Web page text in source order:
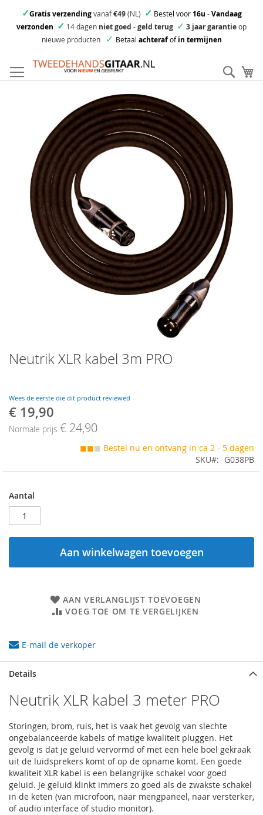
✓Gratis verzendingvanaf€49(NL) ✓ Bestel voor16u -Vandaag
verzonden ✓ 14 dagen niet goed -geld terug ✓ 3 jaar garantieop
nieuwe producten
✓ Betaal achterafofin termijnen
direct
door
Neutrik XLR kabel 3m PRO
Wees de eerste die dit product reviewed
Speciale
€ 19,90
Normale prijs € 24,90
◼◼◼ Bestel nu en ontvang in ca 2 - 5 dagen
SKU
G038PB
Aantal
Aan winkelwagen toevoegen
AAN VERLANGLIJST TOEVOEGEN
VOEG TOE OM TE VERGELIJKEN
E-mail de verkoper
images
gallery
to
the
the
images
gallery
Details
Neutrik XLR kabel 3 meter PRO
Storingen, brom, ruis, het is vaak het gevolg van slechte
ongebalanceerde kabels of matige kwaliteit pluggen. Het
gevolg is dat je geluid vervormd of met een hele boel gekraak
uit de luidsprekers komt of op de opname komt. Een goede
kwaliteit XLR kabel is een belangrijke schakel voor goed
geluid. Je geluid klinkt immers zo goed als de zwakste schakel
in de keten (van microfoon, naar mengpaneel, naar versterker,
of audio interface of studio monitor).